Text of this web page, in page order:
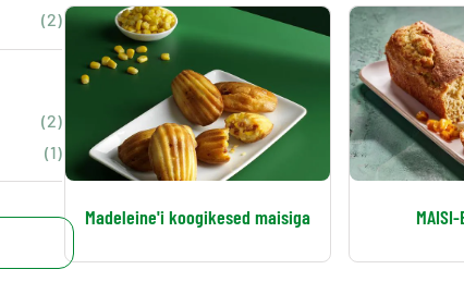
(2)
(2)
(1)
Madeleine'i koogikesed maisiga MAISI-